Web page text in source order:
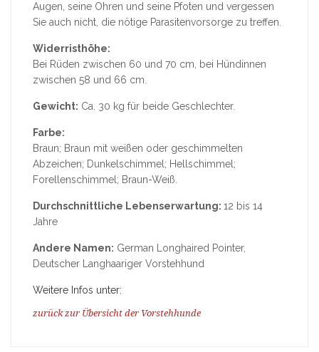
Augen, seine Ohren und seine Pfoten und vergessen
Sie auch nicht, die nötige Parasitenvorsorge zu treffen.
Widerristhöhe:
Bei Rüden zwischen 60 und 70 cm, bei Hündinnen
zwischen 58 und 66 cm.
Gewicht: Ca. 30 kg für beide Geschlechter.
Farbe:
Braun; Braun mit weißen oder geschimmelten
Abzeichen; Dunkelschimmel; Hellschimmel;
Forellenschimmel; Braun-Weiß.
Durchschnittliche Lebenserwartung: 12 bis 14
Jahre
Andere Namen: German Longhaired Pointer,
Deutscher Langhaariger Vorstehhund
Weitere Infos unter:
zurück zur Übersicht der Vorstehhunde